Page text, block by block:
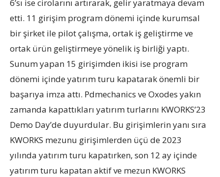
6’sı ise cirolarını artırarak, gelir yaratmaya devam
etti. 11 girişim program dönemi içinde kurumsal
bir şirket ile pilot çalışma, ortak iş geliştirme ve
ortak ürün geliştirmeye yönelik iş birliği yaptı.
Sunum yapan 15 girişimden ikisi ise program
dönemi içinde yatırım turu kapatarak önemli bir
başarıya imza attı. Pdmechanics ve Oxodes yakın
zamanda kapattıkları yatırım turlarını KWORKS’23
Demo Day’de duyurdular. Bu girişimlerin yanı sıra
KWORKS mezunu girişimlerden üçü de 2023
yılında yatırım turu kapatırken, son 12 ay içinde
yatırım turu kapatan aktif ve mezun KWORKS